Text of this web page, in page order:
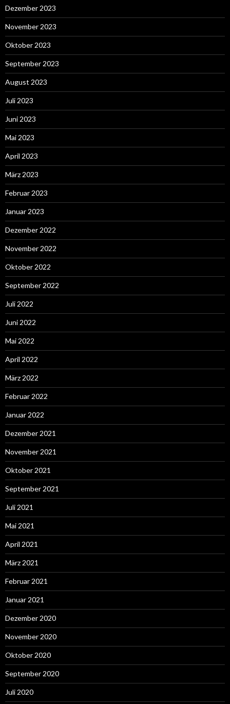
Dezember 2023
November 2023
Oktober 2023
September 2023
August 2023
Juli 2023
Juni 2023
Mai 2023
April 2023
März 2023
Februar 2023
Januar 2023
Dezember 2022
November 2022
Oktober 2022
September 2022
Juli 2022
Juni 2022
Mai 2022
April 2022
März 2022
Februar 2022
Januar 2022
Dezember 2021
November 2021
Oktober 2021
September 2021
Juli 2021
Mai 2021
April 2021
März 2021
Februar 2021
Januar 2021
Dezember 2020
November 2020
Oktober 2020
September 2020
Juli 2020